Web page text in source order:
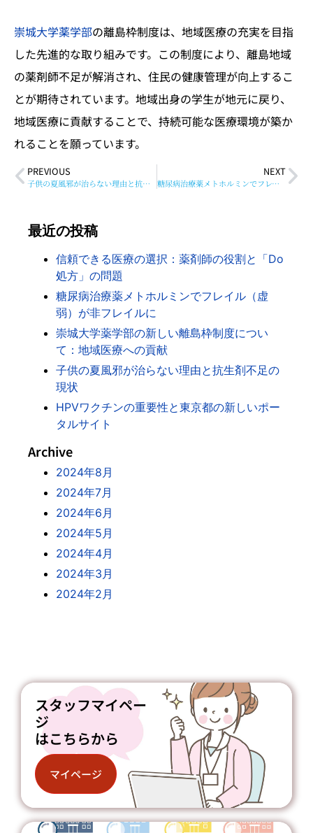
崇城大学薬学部の離島枠制度は、地域医療の充実を目指
した先進的な取り組みです。この制度により、離島地域
の薬剤師不足が解消され、住民の健康管理が向上するこ
とが期待されています。地域出身の学生が地元に戻り、
地域医療に貢献することで、持続可能な医療環境が築か
れることを願っています。
PREVIOUS
子供の夏風邪が治らない理由と抗生剤不足の現状
NEXT
糖尿病治療薬メトホルミンでフレイル（虚弱）が非フレイルに
最近の投稿
信頼できる医療の選択：薬剤師の役割と「Do
処方」の問題
糖尿病治療薬メトホルミンでフレイル（虚
弱）が非フレイルに
崇城大学薬学部の新しい離島枠制度につい
て：地域医療への貢献
子供の夏風邪が治らない理由と抗生剤不足の
現状
HPVワクチンの重要性と東京都の新しいポー
タルサイト
Archive
2024年8月
2024年7月
2024年6月
2024年5月
2024年4月
2024年3月
2024年2月
スタッフマイペー
ジ
はこちらから
マイページ